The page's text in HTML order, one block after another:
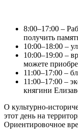
8:00–17:00 –
получить
10:00–18:00 –
10:00–19:00 –
можете
11:00–17:00 –
11:00–17:00 –
княгини
О культурно-
этот день на
Ориентировочное